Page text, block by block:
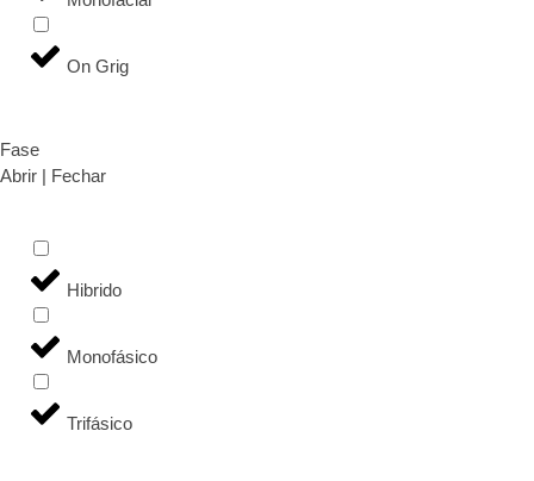
On Grig
Fase
Abrir | Fechar
Hibrido
Monofásico
Trifásico